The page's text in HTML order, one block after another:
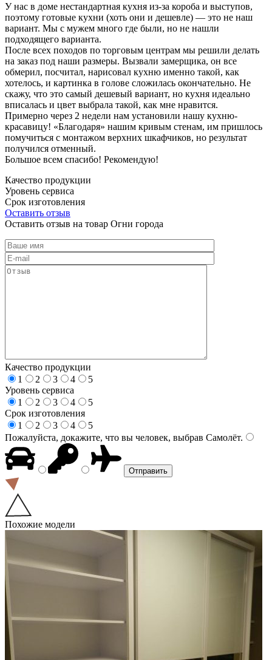
У нас в доме нестандартная кухня из-за короба и выступов,
поэтому готовые кухни (хоть они и дешевле) — это не наш
вариант. Мы с мужем много где были, но не нашли
подходящего варианта.
После всех походов по торговым центрам мы решили делать
на заказ под наши размеры. Вызвали замерщика, он все
обмерил, посчитал, нарисовал кухню именно такой, как
хотелось, и картинка в голове сложилась окончательно. Не
скажу, что это самый дешевый вариант, но кухня идеально
вписалась и цвет выбрала такой, как мне нравится.
Примерно через 2 недели нам установили нашу кухню-
красавицу! «Благодаря» нашим кривым стенам, им пришлось
помучиться с монтажом верхних шкафчиков, но результат
получился отменный.
Большое всем спасибо! Рекомендую!
Качество продукции
Уровень сервиса
Срок изготовления
Оставить отзыв
Оставить отзыв на товар Огни города
Качество продукции
1
2 3 4
5
Уровень сервиса
1
2 3 4
5
Срок изготовления
1
2 3 4
5
Пожалуйста, докажите, что вы человек, выбрав Самолёт.
Похожие модели